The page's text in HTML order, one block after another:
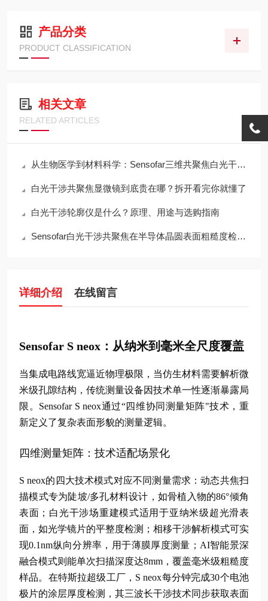
产品分类
PRODUCT CLASSIFICATION
相关文章
RELATED ARTICLES
从生物医学到材料科学：Sensofar三维共聚焦白光干涉仪的跨领域应用传奇
白光干涉共聚焦显微镜到底贵在哪？拆开看完你就懂了
白光干涉轮廓仪是什么？原理、用途与选购指南
Sensofar白光干涉共聚焦在半导体晶圆表面粗糙度检测中的应用与行业标准对标
详细介绍 在线留言
Sensofar S neox：从纳米到毫米全尺度覆盖
当集成电路线宽逼近物理极限，当仿生材料需要解析微
米级孔隙结构，传统测量设备因技术单一性逐渐暴露局
限。Sensofar S neox通过“四维协同测量矩阵"技术，重
新定义了复杂表面形貌的测量逻辑。
四维测量矩阵：技术适配场景化
S neox的四大技术模式对应不同测量需求：动态共焦扫
描模式专为陡坡/多孔材料设计，如骨植入物的86°倾角
表面；白光干涉场重建模式适用于亚纳米级超光滑表
面，如光学镜片的平整度检测；相移干涉解析模式可实
现0.1nm纵向分辨率，用于薄膜厚度测量；AI智能景深
融合模式则能单次扫描深度达8mm，覆盖毫米级粗糙度
样品。在特斯拉超级工厂，S neox每分钟完成30个电池
极片的涂层厚度检测，其三波长干涉技术同步获取表面